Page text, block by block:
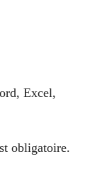
Excel,
obligatoire.